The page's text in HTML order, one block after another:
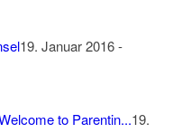
19. Januar 2016 -
to Parentin...19.